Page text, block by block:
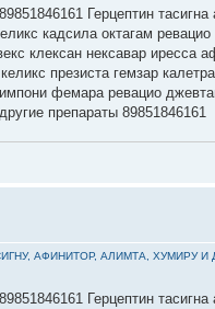
Герцептин
кадсила октагам
клексан нексавар иресса
презиста гемзар
фемара ревацио
препараты 89851846161
АФИНИТОР, АЛИМТА, ХУМИРУ И
Герцептин